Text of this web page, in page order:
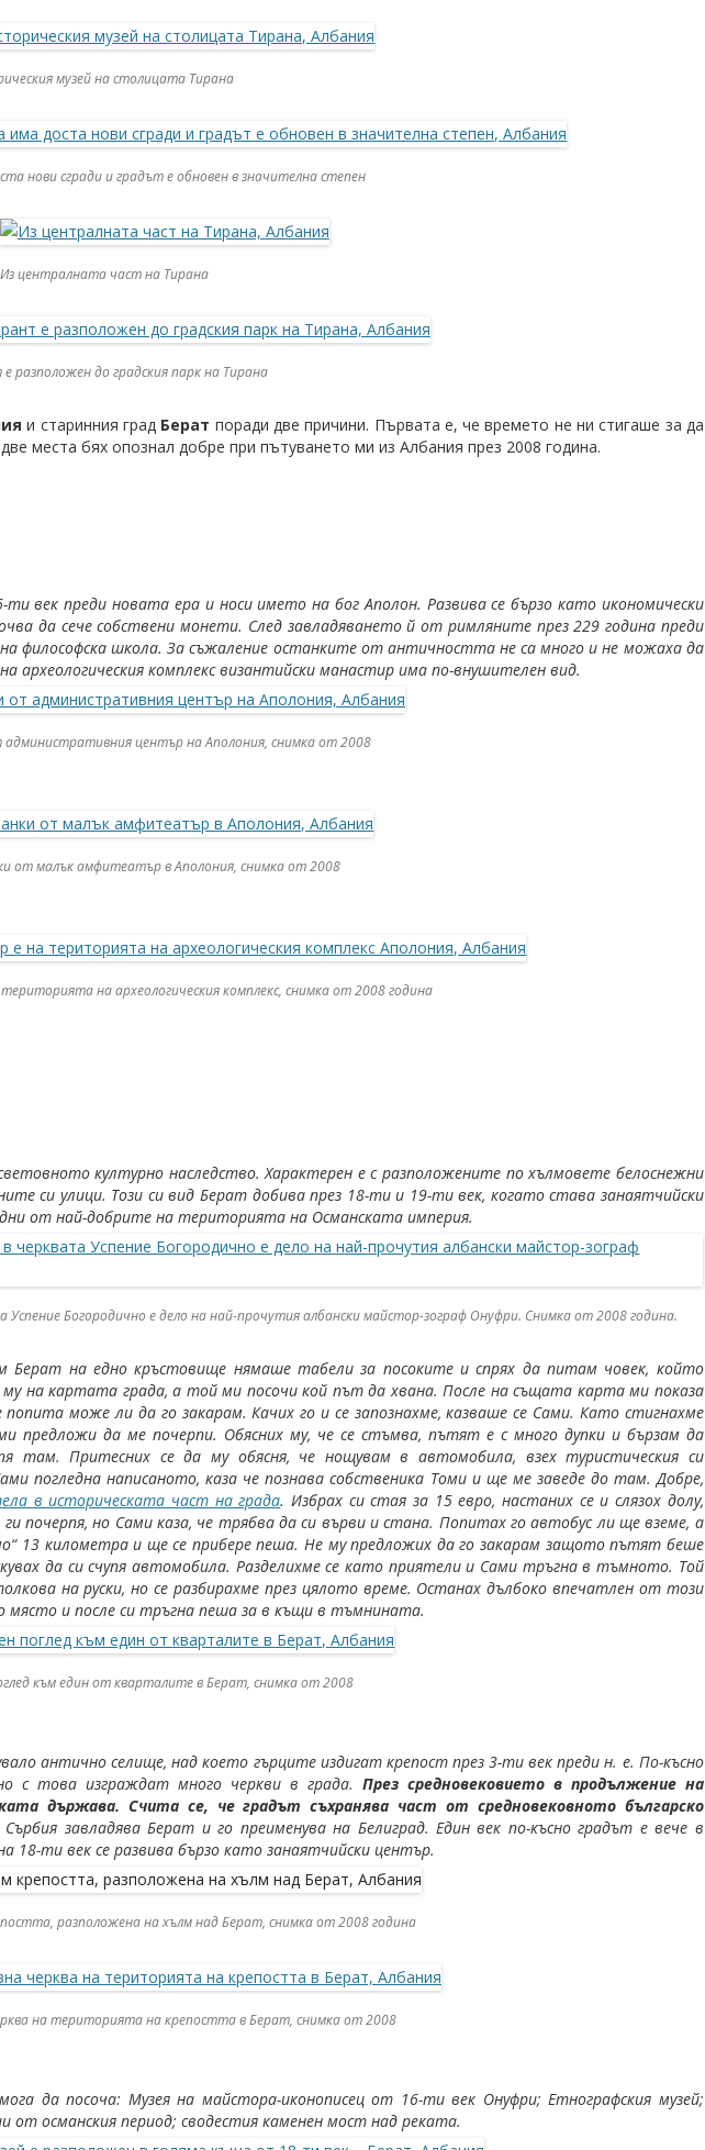
музей на столицата Тирана
нови сгради и градът е обновен в значителна степен
Из централната част на Тирана
разположен до градския парк на Тирана
и старинния град Берат поради две причини. Първата е, че времето не ни стигаше за да
места бях опознал добре при пътуването ми из Албания през 2008 година.
век преди новата ера и носи името на бог Аполон. Развива се бързо като икономически
да сече собствени монети. След завладяването й от римляните през 229 година преди
философска школа. За съжаление останките от античността не са много и не можаха да
комплекс византийски манастир има по-внушителен вид.
център на Аполония, снимка от 2008
от малък амфитеатър в Аполония, снимка от 2008
на археологическия комплекс, снимка от 2008 година
културно наследство. Характерен е с разположените по хълмовете белоснежни
си улици. Този си вид Берат добива през 18-ти и 19-ти век, когато става занаятчийски
от най-добрите на територията на Османската империя.
Богородично е дело на най-прочутия албански майстор-зограф Онуфри. Снимка от 2008 година.
Берат на едно кръстовище нямаше табели за посоките и спрях да питам човек, който
на картата града, а той ми посочи кой път да хвана. После на същата карта ми показа
може ли да го закарам. Качих го и се запознахме, казваше се Сами. Като стигнахме
предложи да ме почерпи. Обясних му, че се стъмва, пътят е с много дупки и бързам да
Притесних се да му обясня, че нощувам в автомобила, взех туристическия си
погледна написаното, каза че познава собственика Томи и ще ме заведе до там. Добре,
в историческата част на града. Избрах си стая за 15 евро, настаних се и слязох долу,
почерпя, но Сами каза, че трябва да си върви и стана. Попитах го автобус ли ще вземе, а
13 километра и ще се прибере пеша. Не му предложих да го закарам защото пътят беше
да си счупя автомобила. Разделихме се като приятели и Сами тръгна в тъмното. Той
на руски, но се разбирахме през цялото време. Останах дълбоко впечатлен от този
място и после си тръгна пеша за в къщи в тъмнината.
към един от кварталите в Берат, снимка от 2008
антично селище, над което гърците издигат крепост през 3-ти век преди н. е. По-късно
с това изграждат много черкви в града. През средновековието в продължение на
държава. Счита се, че градът съхранява част от средновековното българско
завладява Берат и го преименува на Белиград. Един век по-късно градът е вече в
ти век се развива бързо като занаятчийски център.
разположена на хълм над Берат, снимка от 2008 година
на територията на крепостта в Берат, снимка от 2008
да посоча: Музея на майстора-иконописец от 16-ти век Онуфри; Етнографския музей;
от османския период; сводестия каменен мост над реката.